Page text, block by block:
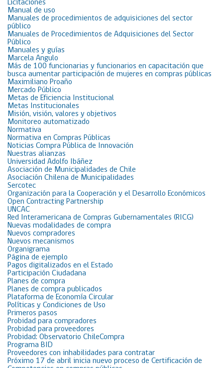
Licitaciones
Manual de uso
Manuales de procedimientos de adquisiciones del sector
público
Manuales de Procedimientos de Adquisiciones del Sector
Público
Manuales y guías
Marcela Angulo
Más de 100 funcionarias y funcionarios en capacitación que
busca aumentar participación de mujeres en compras públicas
Maximiliano Proaño
Mercado Público
Metas de Eficiencia Institucional
Metas Institucionales
Misión, visión, valores y objetivos
Monitoreo automatizado
Normativa
Normativa en Compras Públicas
Noticias Compra Pública de Innovación
Nuestras alianzas
Universidad Adolfo Ibáñez
Asociación de Municipalidades de Chile
Asociación Chilena de Municipalidades
Sercotec
Organización para la Cooperación y el Desarrollo Económicos
Open Contracting Partnership
UNCAC
Red Interamericana de Compras Gubernamentales (RICG)
Nuevas modalidades de compra
Nuevos compradores
Nuevos mecanismos
Organigrama
Página de ejemplo
Pagos digitalizados en el Estado
Participación Ciudadana
Planes de compra
Planes de compra publicados
Plataforma de Economía Circular
Políticas y Condiciones de Uso
Primeros pasos
Probidad para compradores
Probidad para proveedores
Probidad: Observatorio ChileCompra
Programa BID
Proveedores con inhabilidades para contratar
Próximo 17 de abril inicia nuevo proceso de Certificación de